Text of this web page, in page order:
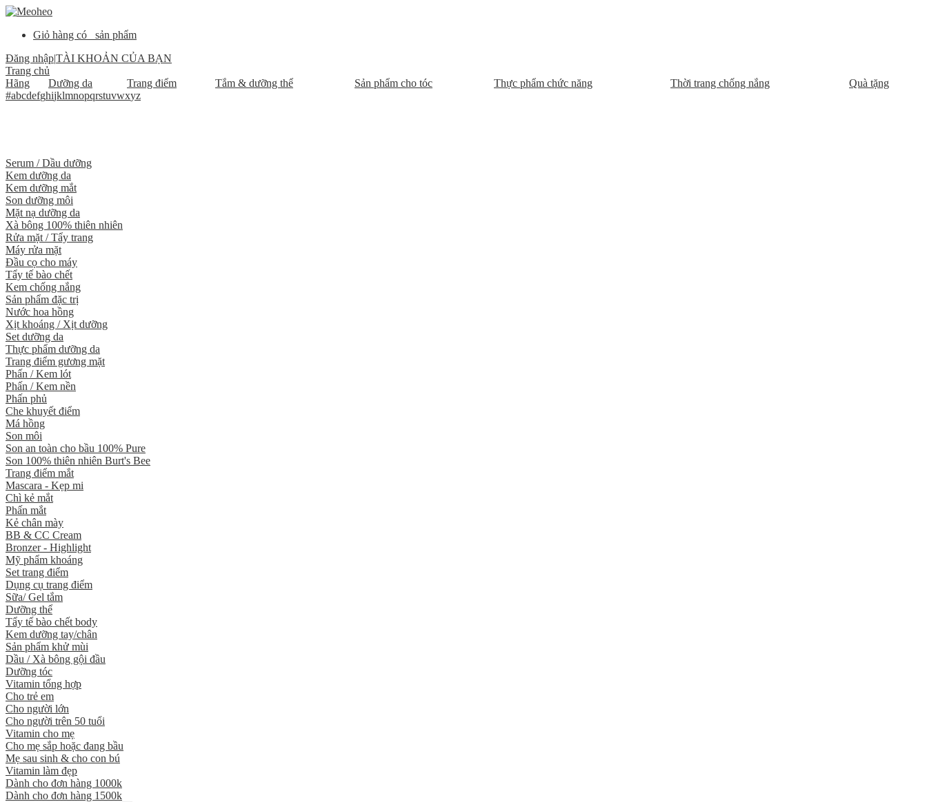
Giỏ hàng có
sản phẩm
Đăng nhập|TÀI KHOẢN CỦA BẠN
Trang chủ
Hãng
Dưỡng da Trang điểm Tắm & dưỡng thể Sản phẩm cho tóc Thực phẩm chức năng Thời trang chống nắng
Quà tặng
#abcdefghijklmnopqrstuvwxyz
Serum / Dầu dưỡng
Kem dưỡng da
Kem dưỡng mắt
Son dưỡng môi
Mặt nạ dưỡng da
Xà bông 100% thiên nhiên
Rửa mặt / Tẩy trang
Máy rửa mặt
Đầu cọ cho máy
Tẩy tế bào chết
Kem chống nắng
Sản phẩm đặc trị
Nước hoa hồng
Xịt khoáng / Xịt dưỡng
Set dưỡng da
Thực phẩm dưỡng da
Trang điểm gương mặt
Phấn / Kem lót
Phấn / Kem nền
Phấn phủ
Che khuyết điểm
Má hồng
Son môi
Son an toàn cho bầu 100% Pure
Son 100% thiên nhiên Burt's Bee
Trang điểm mắt
Mascara - Kẹp mi
Chì kẻ mắt
Phấn mắt
Kẻ chân mày
BB & CC Cream
Bronzer - Highlight
Mỹ phẩm khoáng
Set trang điểm
Dụng cụ trang điểm
Sữa/ Gel tắm
Dưỡng thể
Tẩy tế bào chết body
Kem dưỡng tay/chân
Sản phẩm khử mùi
Dầu / Xà bông gội đầu
Dưỡng tóc
Vitamin tổng hợp
Cho trẻ em
Cho người lớn
Cho người trên 50 tuổi
Vitamin cho mẹ
Cho mẹ sắp hoặc đang bầu
Mẹ sau sinh & cho con bú
Vitamin làm đẹp
Dành cho đơn hàng 1000k
Dành cho đơn hàng 1500k